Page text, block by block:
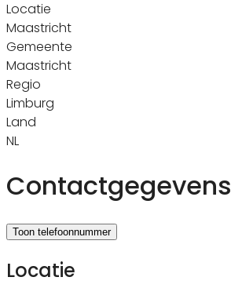
Locatie
Maastricht
Gemeente
Maastricht
Regio
Limburg
Land
NL
Contactgegevens
Toon telefoonnummer
Locatie